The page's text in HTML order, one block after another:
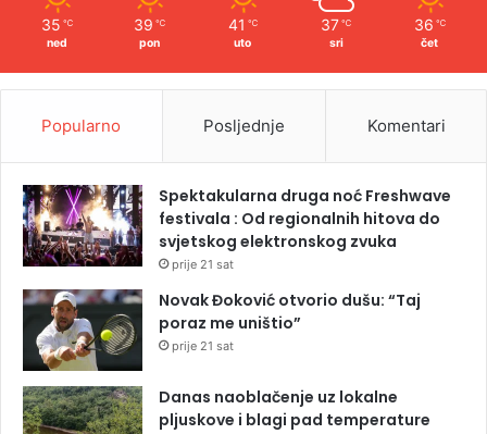
35 ℃
ned
39 ℃
pon
41 ℃
uto
37 ℃
sri
36 ℃
čet
Popularno Posljednje Komentari
Spektakularna druga noć Freshwave
festivala : Od regionalnih hitova do
svjetskog elektronskog zvuka
prije 21 sat
Novak Đoković otvorio dušu: “Taj
poraz me uništio”
prije 21 sat
Danas naoblačenje uz lokalne
pljuskove i blagi pad temperature